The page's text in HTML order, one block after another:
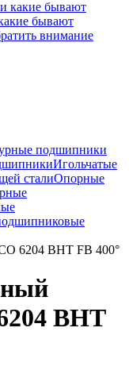
бывают
внимание
подшипники
Игольчатые
сталиОпорные
6204 BHT FB 400°
BHT